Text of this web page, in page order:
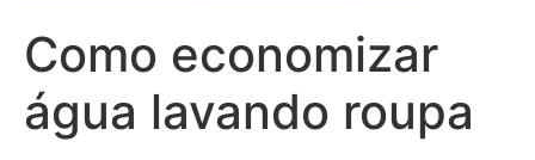
Como economizar
água lavando roupa